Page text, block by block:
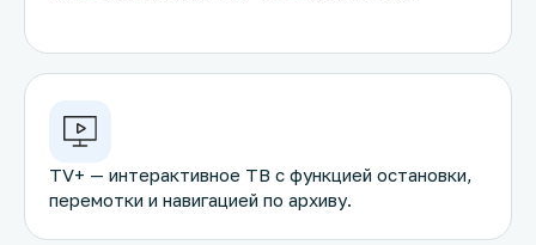
TV+ — интерактивное ТВ с функцией остановки,
перемотки и навигацией по архиву.